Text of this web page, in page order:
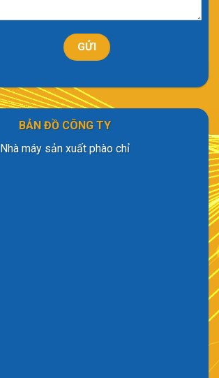
BẢN ĐỒ CÔNG TY
Nhà máy sản xuất phào chỉ